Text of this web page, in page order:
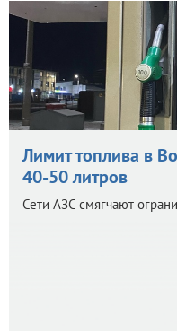
Лимит топлива в
40-50 литров
Сети АЗС смягчают